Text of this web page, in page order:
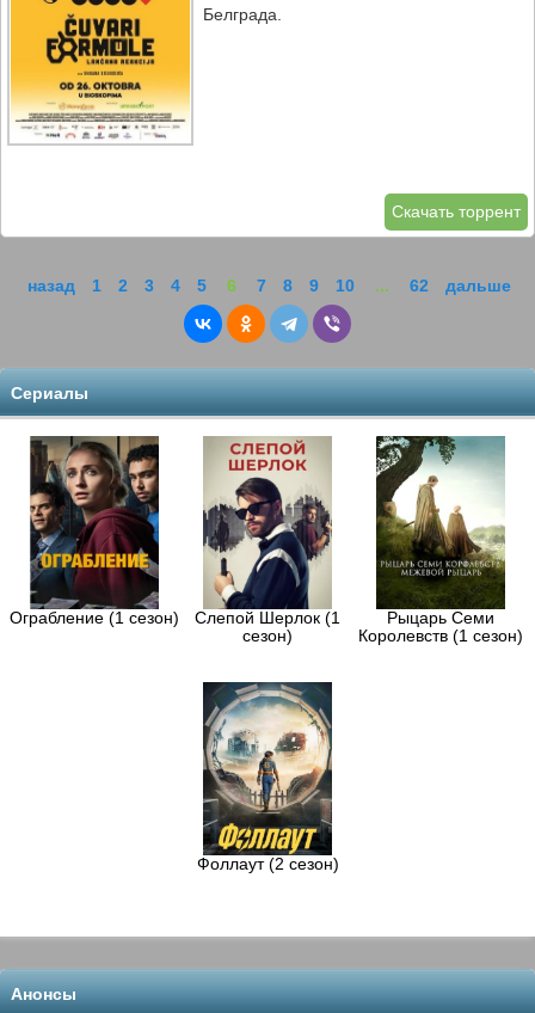
Белграда.
Скачать торрент
назад 1 2 3 4 5 6 7 8 9 10 ... 62 дальше
Сериалы
Ограбление (1 сезон)
Слепой Шерлок (1
сезон)
Рыцарь Семи
Королевств (1 сезон)
Фоллаут (2 сезон)
Анонсы